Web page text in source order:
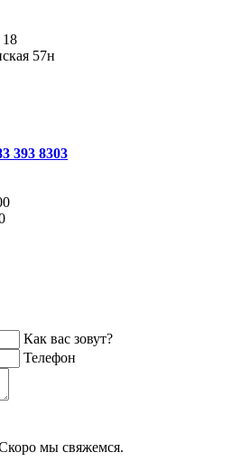
18
57н
393 8303
Как вас зовут?
Телефон
мы свяжемся.